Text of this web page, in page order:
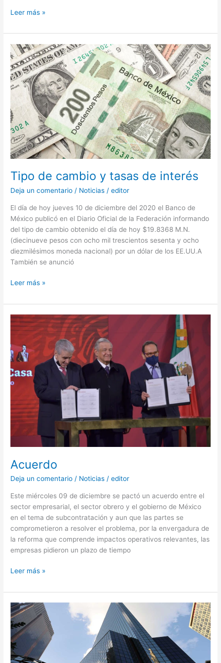
Leer más »
Tipo de cambio y tasas de interés
Deja un comentario / Noticias /editor
El día de hoy jueves 10 de diciembre del 2020 el Banco de
México publicó en el Diario Oficial de la Federación informando
del tipo de cambio obtenido el día de hoy $19.8368 M.N.
(diecinueve pesos con ocho mil trescientos sesenta y ocho
diezmilésimos moneda nacional) por un dólar de los EE.UU.A
También se anunció
Tipo
de
cambio
y
tasas
interés
Leer más »
Acuerdo
Deja un comentario / Noticias /editor
Este miércoles 09 de diciembre se pactó un acuerdo entre el
sector empresarial, el sector obrero y el gobierno de México
en el tema de subcontratación y aun que las partes se
comprometieron a resolver el problema, por la envergadura de
la reforma que comprende impactos operativos relevantes, las
empresas pidieron un plazo de tiempo
Acuerdo
Leer más »
Iniciativa
para
reformar
artículos
15